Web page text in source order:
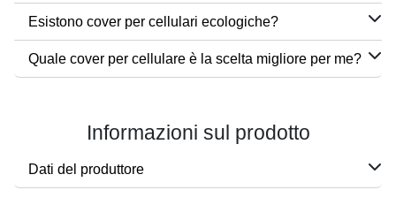
Esistono cover per cellulari ecologiche?
Quale cover per cellulare è la scelta migliore per me?
Informazioni sul prodotto
Dati del produttore